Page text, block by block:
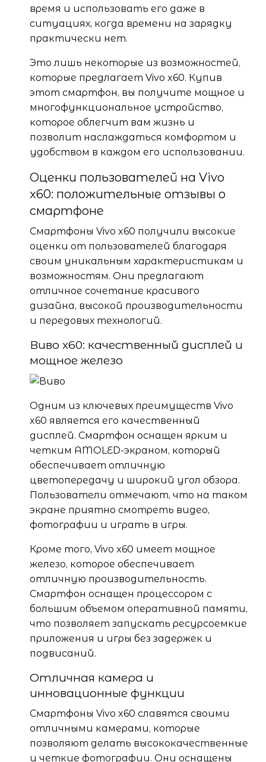
время и использовать его даже в
ситуациях, когда времени на зарядку
практически нет.
Это лишь некоторые из возможностей,
которые предлагает Vivo x60. Купив
этот смартфон, вы получите мощное и
многофункциональное устройство,
которое облегчит вам жизнь и
позволит наслаждаться комфортом и
удобством в каждом его использовании.
Оценки пользователей на Vivo
x60: положительные отзывы о
смартфоне
Смартфоны Vivo x60 получили высокие
оценки от пользователей благодаря
своим уникальным характеристикам и
возможностям. Они предлагают
отличное сочетание красивого
дизайна, высокой производительности
и передовых технологий.
Виво x60: качественный дисплей и
мощное железо
Одним из ключевых преимуществ Vivo
x60 является его качественный
дисплей. Смартфон оснащен ярким и
четким AMOLED-экраном, который
обеспечивает отличную
цветопередачу и широкий угол обзора.
Пользователи отмечают, что на таком
экране приятно смотреть видео,
фотографии и играть в игры.
Кроме того, Vivo x60 имеет мощное
железо, которое обеспечивает
отличную производительность.
Смартфон оснащен процессором с
большим объемом оперативной памяти,
что позволяет запускать ресурсоемкие
приложения и игры без задержек и
подвисаний.
Отличная камера и
инновационные функции
Смартфоны Vivo x60 славятся своими
отличными камерами, которые
позволяют делать высококачественные
и четкие фотографии. Они оснащены